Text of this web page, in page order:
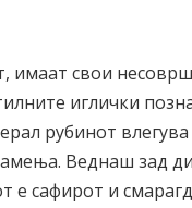
свои
иглички
рубинот
Веднаш зад
е сафирот и